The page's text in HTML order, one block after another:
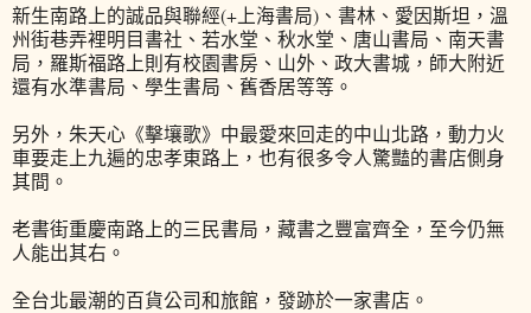
新生南路上的誠品與聯經(+上海書局)、書林、愛因斯坦，溫
州街巷弄裡明目書社、若水堂、秋水堂、唐山書局、南天書
局，羅斯福路上則有校園書房、山外、政大書城，師大附近
還有水準書局、學生書局、舊香居等等。
另外，朱天心《擊壤歌》中最愛來回走的中山北路，動力火
車要走上九遍的忠孝東路上，也有很多令人驚豔的書店側身
其間。
老書街重慶南路上的三民書局，藏書之豐富齊全，至今仍無
人能出其右。
全台北最潮的百貨公司和旅館，發跡於一家書店。